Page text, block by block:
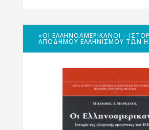
«ΟΙ ΕΛΛΗΝΟΑΜΕΡΙΚΑΝΟΊ –
ΑΠΌΔΗΜΟΥ ΕΛΛΗΝΙΣΜΟΎ ΤΩΝ